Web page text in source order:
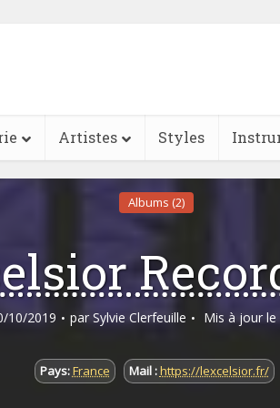
Artistes Styles
Albums (2)
10/2019 par Sylvie Clerfeuille Mis à jour
Pays:France Mail :https://lexcelsior.fr/